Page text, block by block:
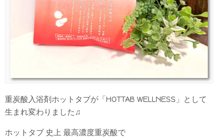
重炭酸入浴剤ホットタブが「HOTTAB WELLNESS」として
生まれ変わりました♫
ホットタブ 史上 最高濃度重炭酸で